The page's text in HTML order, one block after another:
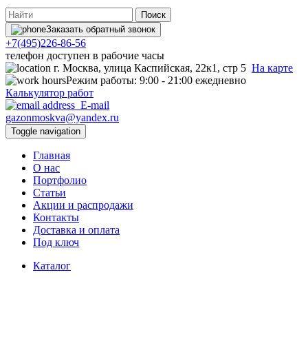
Поиск
Заказать обратный звонок
+7(495)226-86-56
телефон доступен в рабочие часы
г. Москва, улица Каспийская, 22к1, стр 5 На карте
Режим работы: 9:00 - 21:00 ежедневно
Калькулятор работ
E-mail
gazonmoskva@yandex.ru
Toggle navigation
Главная
О нас
Портфолио
Статьи
Акции и распродажи
Контакты
Доставка и оплата
Под ключ
Каталог